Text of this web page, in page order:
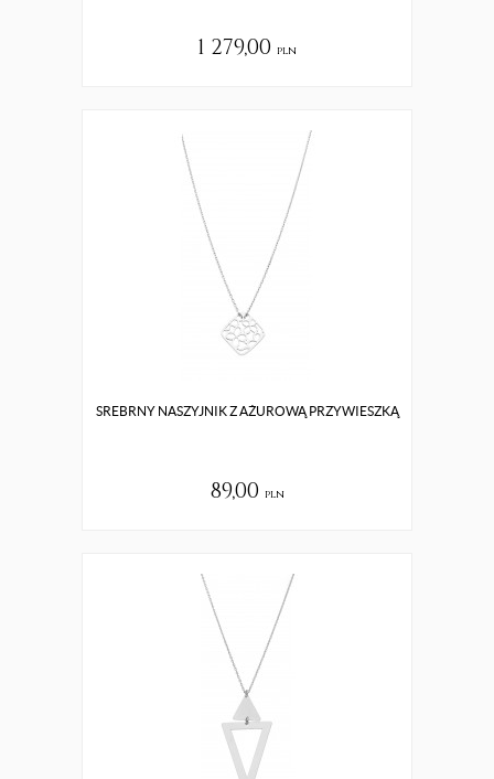
1 279,00 pln
SREBRNY NASZYJNIK Z AŻUROWĄ PRZYWIESZKĄ
89,00 pln